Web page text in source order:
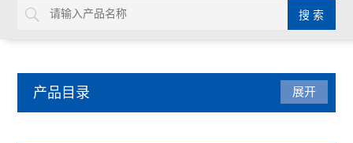
产品目录 展开